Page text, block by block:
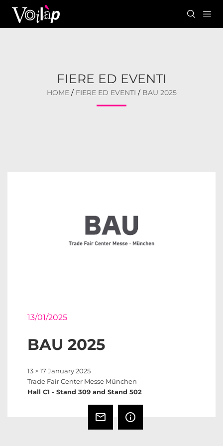
FIERE ED EVENTI
HOME/ FIERE ED EVENTI / BAU 2025
13/01/2025
BAU 2025
13 > 17 January 2025
Trade Fair Center Messe München
Hall C1 - Stand 309 and Stand 502
mail_outline info_outline